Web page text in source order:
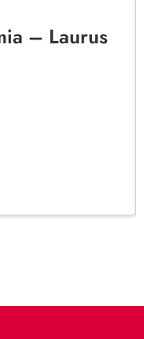
– Laurus